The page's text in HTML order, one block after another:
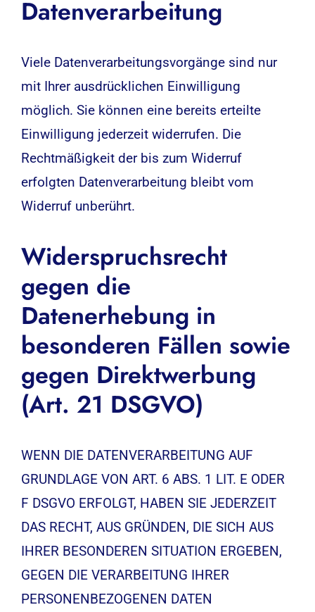
Datenverarbeitung
Viele Datenverarbeitungsvorgänge sind nur
mit Ihrer ausdrücklichen Einwilligung
möglich. Sie können eine bereits erteilte
Einwilligung jederzeit widerrufen. Die
Rechtmäßigkeit der bis zum Widerruf
erfolgten Datenverarbeitung bleibt vom
Widerruf unberührt.
Widerspruchsrecht
gegen die
Datenerhebung in
besonderen Fällen sowie
gegen Direktwerbung
(Art. 21 DSGVO)
WENN DIE DATENVERARBEITUNG AUF
GRUNDLAGE VON ART. 6 ABS. 1 LIT. E ODER
F DSGVO ERFOLGT, HABEN SIE JEDERZEIT
DAS RECHT, AUS GRÜNDEN, DIE SICH AUS
IHRER BESONDEREN SITUATION ERGEBEN,
GEGEN DIE VERARBEITUNG IHRER
PERSONENBEZOGENEN DATEN